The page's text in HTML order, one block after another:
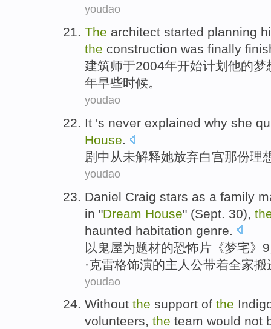
youdao
The architect started planning
the construction was finally
建筑师于2004年开始计划 他的梦
年早些时候。
youdao
It 's never explained why she
House.
剧中 从未解释她放弃白宫那份理
youdao
Daniel Craig stars as a family
in "Dream House" (Sept. 30),
haunted habitation genre
以 鬼屋为题材的恐怖片《梦宅》 9
·克雷格饰演的主人公带着全家搬
youdao
Without the support of the
volunteers, the team would not